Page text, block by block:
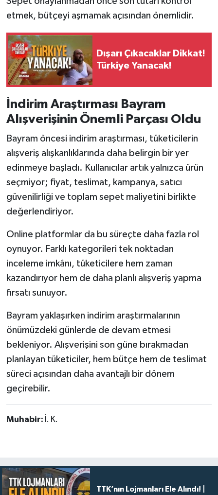
etmek, bütçeyi aşmamak açısından önemlidir.
Dışarı Çıkacaklar Dikkat!
Türkiye Yanacak!
İndirim Araştırması Bayram
Alışverişinin Önemli Parçası Oldu
Bayram öncesi indirim araştırması, tüketicilerin
alışveriş alışkanlıklarında daha belirgin bir yer
edinmeye başladı. Kullanıcılar artık yalnızca ürün
seçmiyor; fiyat, teslimat, kampanya, satıcı
güvenilirliği ve toplam sepet maliyetini birlikte
değerlendiriyor.
Online platformlar da bu süreçte daha fazla rol
oynuyor. Farklı kategorileri tek noktadan
inceleme imkânı, tüketicilere hem zaman
kazandırıyor hem de daha planlı alışveriş yapma
fırsatı sunuyor.
Bayram yaklaşırken indirim araştırmalarının
önümüzdeki günlerde de devam etmesi
bekleniyor. Alışverişini son güne bırakmadan
planlayan tüketiciler, hem bütçe hem de teslimat
süreci açısından daha avantajlı bir dönem
geçirebilir.
Muhabir: İ. K.
TTK’nın Lojmanları Ele Alındı! |